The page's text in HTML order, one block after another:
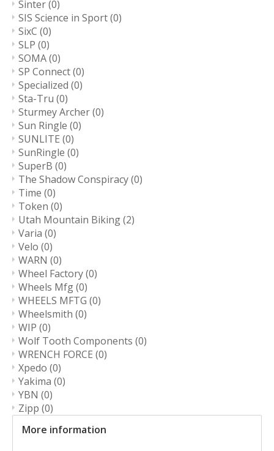
Sinter(0)
SIS Science in Sport(0)
SixC (0)
SLP (0)
SOMA(0)
SP Connect(0)
Specialized (0)
Sta-Tru (0)
Sturmey Archer(0)
Sun Ringle (0)
SUNLITE (0)
SunRingle (0)
SuperB (0)
The Shadow Conspiracy(0)
Time (0)
Token (0)
Utah Mountain Biking(2)
Varia (0)
Velo (0)
WARN (0)
Wheel Factory(0)
Wheels Mfg(0)
WHEELS MFTG (0)
Wheelsmith (0)
WIP (0)
Wolf Tooth Components (0)
WRENCH FORCE (0)
Xpedo (0)
Yakima (0)
YBN (0)
Zipp (0)
More information